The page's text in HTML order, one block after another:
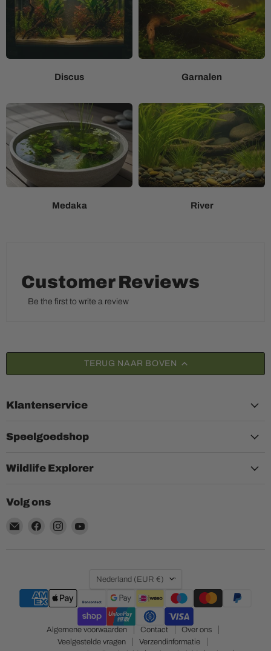
Discus Garnalen
Medaka River
Customer Reviews
Be the first to write a review
TERUG NAAR BOVEN
Klantenservice
Speelgoedshop
Wildlife Explorer
Volg ons
Email
Vind
Vind
Land
Nederland (EUR €)
Algemene voorwaarden Contact
Over ons
Veelgestelde vragen
Verzendinformatie